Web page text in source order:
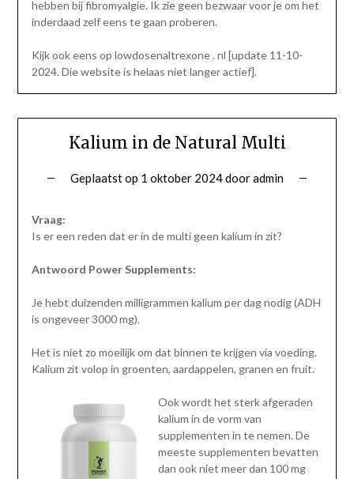
hebben bij fibromyalgie. Ik zie geen bezwaar voor je om het
inderdaad zelf eens te gaan proberen.
Kijk ook eens op lowdosenaltrexone . nl [update 11-10-
2024. Die website is helaas niet langer actief].
Kalium in de Natural Multi
Geplaatst op 1 oktober 2024dooradmin
Vraag:
Is er een reden dat er in de multi geen kalium in zit?
Antwoord Power Supplements:
Je hebt duizenden milligrammen kalium per dag nodig (ADH
is ongeveer 3000 mg).
Het is niet zo moeilijk om dat binnen te krijgen via voeding.
Kalium zit volop in groenten, aardappelen, granen en fruit.
Ook wordt het sterk afgeraden
kalium in de vorm van
supplementen in te nemen. De
meeste supplementen bevatten
dan ook niet meer dan 100 mg